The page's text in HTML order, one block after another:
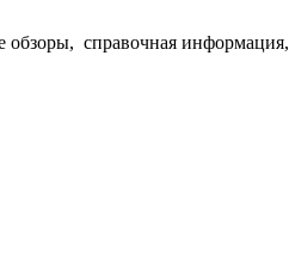
обзоры, справочная информация,